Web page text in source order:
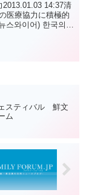
2013.01.03 14:37清
医療協力に積極的
스와이어) 한국의
スティバル 鮮文
ム